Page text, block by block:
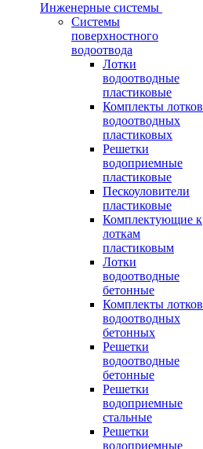
Инженерные системы
Системы
поверхностного
водоотвода
Лотки
водоотводные
пластиковые
Комплекты лотков
водоотводных
пластиковых
Решетки
водоприемные
пластиковые
Пескоуловители
пластиковые
Комплектующие к
лоткам
пластиковым
Лотки
водоотводные
бетонные
Комплекты лотков
водоотводных
бетонных
Решетки
водоотводные
бетонные
Решетки
водоприемные
стальные
Решетки
водоприемные